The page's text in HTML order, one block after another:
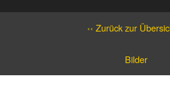
‹‹ Zurück zur
Bilder